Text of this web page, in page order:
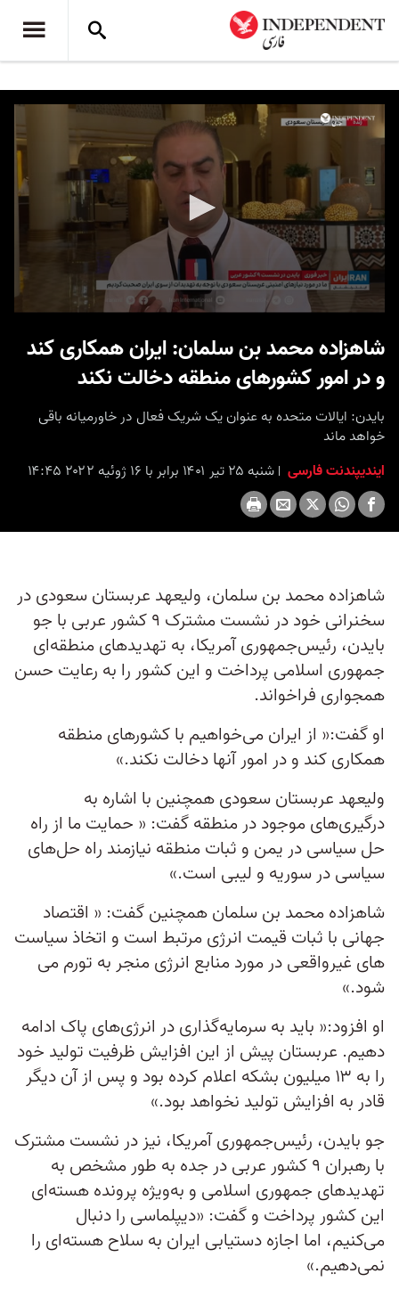
شاهزاده محمد بن سلمان: ایران همکاری کند
و در امور کشورهای منطقه دخالت نکند
بایدن: ایالات متحده به عنوان یک شریک فعال در خاورمیانه باقی
خواهد ماند
ایندیپندنت فارسی شنبه ۲۵ تیر ۱۴۰۱ برابر با ۱۶ ژوئیه ۲۰۲۲ ۱۴:۴۵
شاهزاده محمد بن سلمان، ولیعهد عربستان سعودی در
سخنرانی خود در نشست مشترک ۹ کشور عربی با جو
بایدن، رئیس‌جمهوری آمریکا، به تهدیدهای منطقه‌ای
جمهوری اسلامی پرداخت و این کشور را به رعایت حسن
همجواری فراخواند.
او گفت:« از ایران می‌خواهیم با کشورهای منطقه
همکاری کند و در امور آنها دخالت نکند.»
ولیعهد عربستان سعودی همچنین با اشاره به
درگیری‌های موجود در منطقه گفت: « حمایت ما از راه
حل سیاسی در یمن و ثبات منطقه نیازمند راه حل‌های
سیاسی در سوریه و لیبی است.»
شاهزاده محمد بن سلمان همچنین گفت: « اقتصاد
جهانی با ثبات قیمت انرژی مرتبط است و اتخاذ سیاست
های غیرواقعی در مورد منابع انرژی منجر به تورم می
شود.»
او افزود:« باید به سرمایه‌گذاری در انرژی‌های پاک ادامه
دهیم. عربستان پیش از این افزایش ظرفیت تولید خود
را به ۱۳ میلیون بشکه اعلام کرده بود و پس از آن دیگر
قادر به افزایش تولید نخواهد بود.»
جو بایدن، رئیس‌جمهوری آمریکا، نیز در نشست مشترک
با رهبران ۹ کشور عربی در جده به طور مشخص به
تهدیدهای جمهوری اسلامی و به‌ویژه پرونده هسته‌ای
این کشور پرداخت و گفت: «دیپلماسی را دنبال
می‌کنیم، اما اجازه دستیابی ایران به سلاح هسته‌ای را
نمی‌دهیم.»